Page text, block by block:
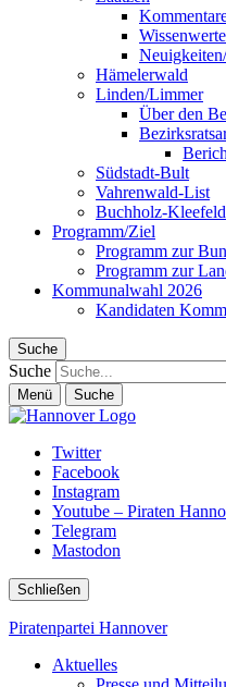
Hämelerwald
Linden/Limmer
Über den
Südstadt-Bult
Vahrenwald-List
Buchholz-Kleefeld
Programm/Ziel
Programm zur
Programm zur
Kommunalwahl 2026
Kandidaten
Suche
Suche
Menü Suche
Twitter
Facebook
Instagram
Youtube – Piraten
Telegram
Mastodon
Schließen
Piratenpartei Hannover
Aktuelles